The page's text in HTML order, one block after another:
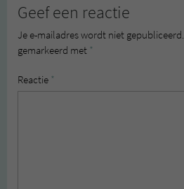
Geef een reactie
Je e-mailadres wordt niet gepubliceerd.
gemarkeerd met *
Reactie *